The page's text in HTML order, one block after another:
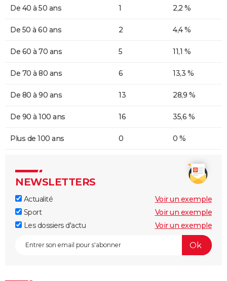
De 40 à 50 ans 1 2,2 %
De 50 à 60 ans 2 4,4 %
De 60 à 70 ans 5 11,1 %
De 70 à 80 ans 6 13,3 %
De 80 à 90 ans 13 28,9 %
De 90 à 100 ans 16 35,6 %
Plus de 100 ans 0 0 %
NEWSLETTERS
Actualité
Voir un exemple
Sport
Voir un exemple
Les dossiers d'actu
Voir un exemple